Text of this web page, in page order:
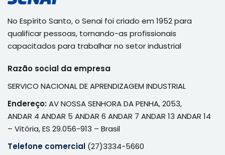
No Espírito Santo, o Senai foi criado em 1952 para
qualificar pessoas, tornando-as profissionais
capacitados para trabalhar no setor industrial
Razão social da empresa
SERVICO NACIONAL DE APRENDIZAGEM INDUSTRIAL
Endereço:AV NOSSA SENHORA DA PENHA, 2053,
ANDAR 4 ANDAR 5 ANDAR 6 ANDAR 7 ANDAR 13 ANDAR 14
– Vitória, ES 29.056-913 – Brasil
Telefone comercial (27)3334-5660